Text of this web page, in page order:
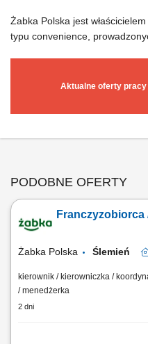
Aktualne oferty pracy
Żabka Polska jest
typu convenience,
PODOBNE OFERTY
Żabka Polska Ślemień
kierownik / kierowniczka /
/ menedżerka
2 dni